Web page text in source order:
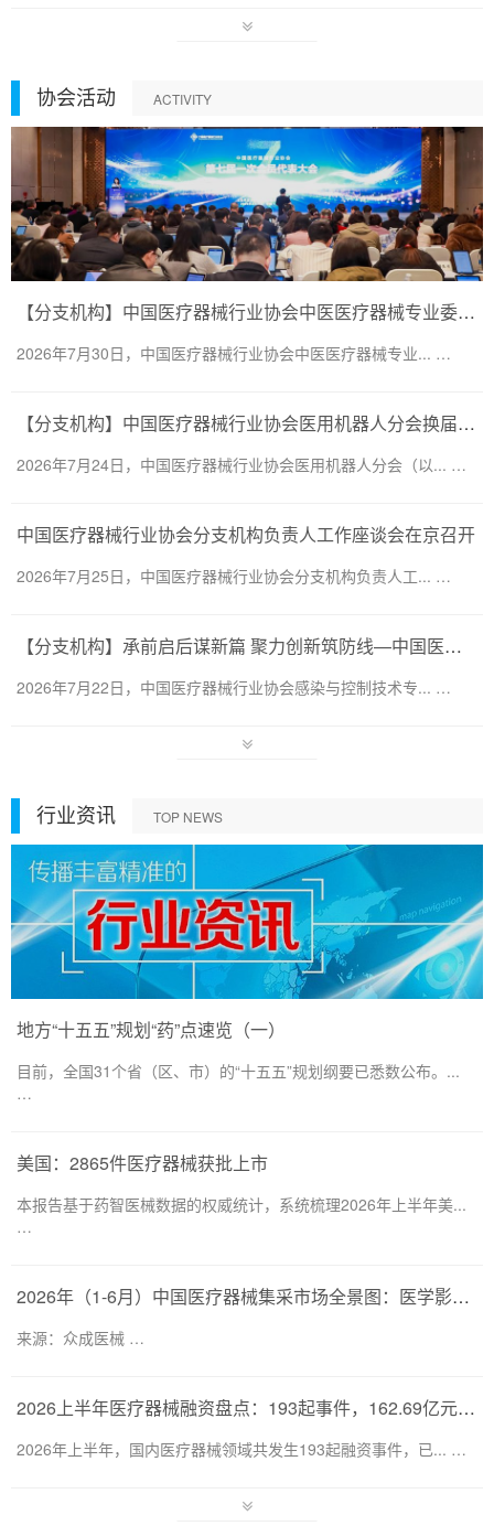
协会活动 ACTIVITY
【分支机构】中国医疗器械行业协会中医医疗器械专业委员会换届会议暨第二届一次委员大会圆满召开
2026年7月30日，中国医疗器械行业协会中医医疗器械专业... …
【分支机构】中国医疗器械行业协会医用机器人分会换届会议暨医用机器人创新大会顺利召开
2026年7月24日，中国医疗器械行业协会医用机器人分会（以... …
中国医疗器械行业协会分支机构负责人工作座谈会在京召开
2026年7月25日，中国医疗器械行业协会分支机构负责人工... …
【分支机构】承前启后谋新篇 聚力创新筑防线—中国医疗器械行业协会感染与控制技术专业委员会换届会暨第六届第一次会员代表大会圆满召开
2026年7月22日，中国医疗器械行业协会感染与控制技术专... …
行业资讯 TOP NEWS
地方“十五五”规划“药”点速览（一）
目前，全国31个省（区、市）的“十五五”规划纲要已悉数公布。...
…
美国：2865件医疗器械获批上市
本报告基于药智医械数据的权威统计，系统梳理2026年上半年美...
…
2026年（1-6月）中国医疗器械集采市场全景图：医学影像仍为集采主要目标，部分产品线增速显著
来源：众成医械 …
2026上半年医疗器械融资盘点：193起事件，162.69亿元流向何处？
2026年上半年，国内医疗器械领域共发生193起融资事件，已... …